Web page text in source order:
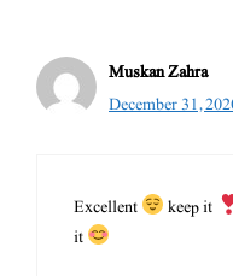
Muskan Zahra
December 31,
Excellent keep it
it